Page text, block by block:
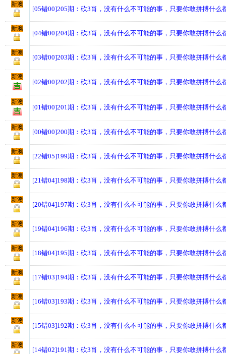
新澳
[05错00]205期：砍3肖，没有什么不可能的事，只要你敢拼搏什么
新澳
[04错00]204期：砍3肖，没有什么不可能的事，只要你敢拼搏什么
新澳
[03错00]203期：砍3肖，没有什么不可能的事，只要你敢拼搏什么
新澳
[02错00]202期：砍3肖，没有什么不可能的事，只要你敢拼搏什么
新澳
[01错00]201期：砍3肖，没有什么不可能的事，只要你敢拼搏什么
新澳
[00错00]200期：砍3肖，没有什么不可能的事，只要你敢拼搏什么
新澳
[22错05]199期：砍3肖，没有什么不可能的事，只要你敢拼搏什么
新澳
[21错04]198期：砍3肖，没有什么不可能的事，只要你敢拼搏什么
新澳
[20错04]197期：砍3肖，没有什么不可能的事，只要你敢拼搏什么
新澳
[19错04]196期：砍3肖，没有什么不可能的事，只要你敢拼搏什么
新澳
[18错04]195期：砍3肖，没有什么不可能的事，只要你敢拼搏什么
新澳
[17错03]194期：砍3肖，没有什么不可能的事，只要你敢拼搏什么
新澳
[16错03]193期：砍3肖，没有什么不可能的事，只要你敢拼搏什么
新澳
[15错03]192期：砍3肖，没有什么不可能的事，只要你敢拼搏什么
新澳
[14错02]191期：砍3肖，没有什么不可能的事，只要你敢拼搏什么